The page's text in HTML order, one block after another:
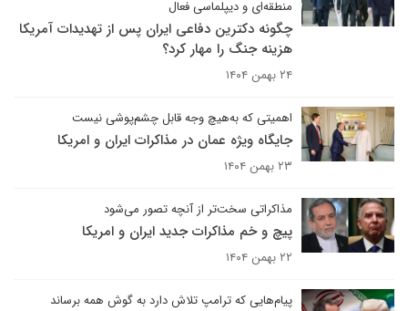
منطقه‌ای و دیپلماسی فعال
چگونه دکترین دفاعی ایران پس از تهدیدات آمریکا
هزینه جنگ را مهار کرد؟
۲۴ بهمن ۱۴۰۴
اهمیتی که به‌هیچ وجه قابل چشم‌پوشی نیست
جایگاه ویژه عمان در مذاکرات ایران و امریکا
۲۳ بهمن ۱۴۰۴
مذاکراتی سخت‌تر از آنچه تصور می‌شود
پیچ و خم مذاکرات جدید ایران و امریکا
۲۲ بهمن ۱۴۰۴
پیام‌هایی که ترامپ تلاش دارد به گوش همه برساند